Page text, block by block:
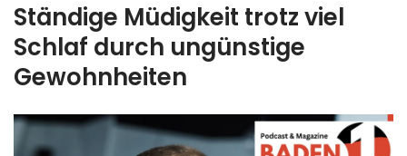
Ständige Müdigkeit trotz viel
Schlaf durch ungünstige
Gewohnheiten